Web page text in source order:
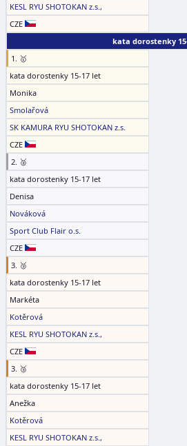
KESL RYU SHOTOKAN z.s.,
CZE
kata dorostenky
1. 🥇
kata dorostenky 15-17 let
Monika
Smolařová
SK KAMURA RYU SHOTOKAN z.s.
CZE
2. 🥈
kata dorostenky 15-17 let
Denisa
Nováková
Sport Club Flair o.s.
CZE
3. 🥉
kata dorostenky 15-17 let
Markéta
Kotěrová
KESL RYU SHOTOKAN z.s.,
CZE
3. 🥉
kata dorostenky 15-17 let
Anežka
Kotěrová
KESL RYU SHOTOKAN z.s.,